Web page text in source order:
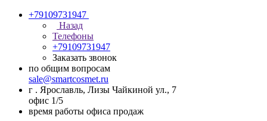
+79109731947
Назад
Телефоны
+79109731947
Заказать звонок
по общим вопросам
sale@smartcosmet.ru
г . Ярославль, Лизы Чайкиной ул., 7
офис 1/5
время работы офиса продаж